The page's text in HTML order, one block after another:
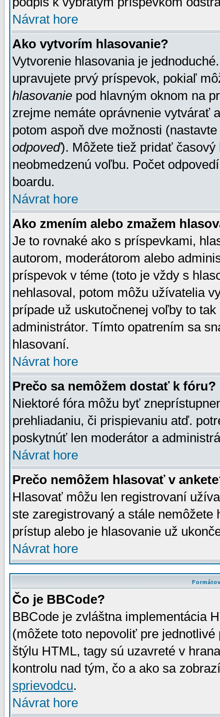
Návrat hore
Ako vytvorím hlasovanie?
Vytvorenie hlasovania je
upravujete prvý príspevok, pokiaľ
hlasovanie pod hlavným oknom na
zrejme nemáte oprávnenie vytvárať
potom aspoň dve možnosti
odpoveď). Môžete tiež pridať
neobmedzenú voľbu. Počet
boardu.
Návrat hore
Ako zmením alebo zmažem
Je to rovnaké ako s príspevkami,
autorom, moderátorom alebo
príspevok v téme (toto je vždy s
nehlasoval, potom môžu užívatelia
prípade už uskutočnenej voľby to
administrátor. Tímto opatrením sa
hlasovaní.
Návrat hore
Prečo sa nemôžem dostať k fóru?
Niektoré fóra môžu byť
prehliadaniu, či prispievaniu atď.
poskytnúť len moderátor a
Návrat hore
Prečo nemôžem hlasovať v
Hlasovať môžu len registrovaní
ste zaregistrovaný a stále
prístup alebo je hlasovanie už
Návrat hore
Čo je BBCode?
BBCode je zvláštna implementácia
(môžete toto nepovoliť pre
štýlu HTML, tagy sú uzavreté v
kontrolu nad tým, čo a ako sa
sprievodcu.
Návrat hore